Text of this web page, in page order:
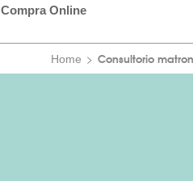
Compra Online
Home Consultorio